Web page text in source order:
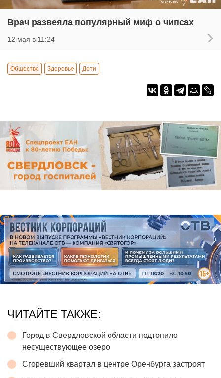
Врач развеяла популярный миф о чипсах
12 мая в 11:24
Общество Здоровье Дети
ЧИТАЙТЕ ТАКЖЕ:
Город в Свердловской области подтопило
несуществующее озеро
Сгоревший квартал в центре Оренбурга застроят